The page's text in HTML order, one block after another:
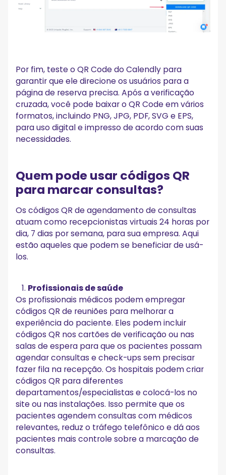
Por fim, teste o QR Code do Calendly para
garantir que ele direcione os usuários para a
página de reserva precisa. Após a verificação
cruzada, você pode baixar o QR Code em vários
formatos, incluindo PNG, JPG, PDF, SVG e EPS,
para uso digital e impresso de acordo com suas
necessidades.
Quem pode usar códigos QR
para marcar consultas?
Os códigos QR de agendamento de consultas
atuam como recepcionistas virtuais 24 horas por
dia, 7 dias por semana, para sua empresa. Aqui
estão aqueles que podem se beneficiar de usá-
los.
Profissionais de saúde
Os profissionais médicos podem empregar
códigos QR de reuniões para melhorar a
experiência do paciente. Eles podem incluir
códigos QR nos cartões de verificação ou nas
salas de espera para que os pacientes possam
agendar consultas e check-ups sem precisar
fazer fila na recepção. Os hospitais podem criar
códigos QR para diferentes
departamentos/especialistas e colocá-los no
site ou nas instalações. Isso permite que os
pacientes agendem consultas com médicos
relevantes, reduz o tráfego telefônico e dá aos
pacientes mais controle sobre a marcação de
consultas.